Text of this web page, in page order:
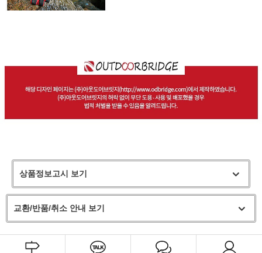
상품정보고시 보기
교환/반품/취소 안내 보기